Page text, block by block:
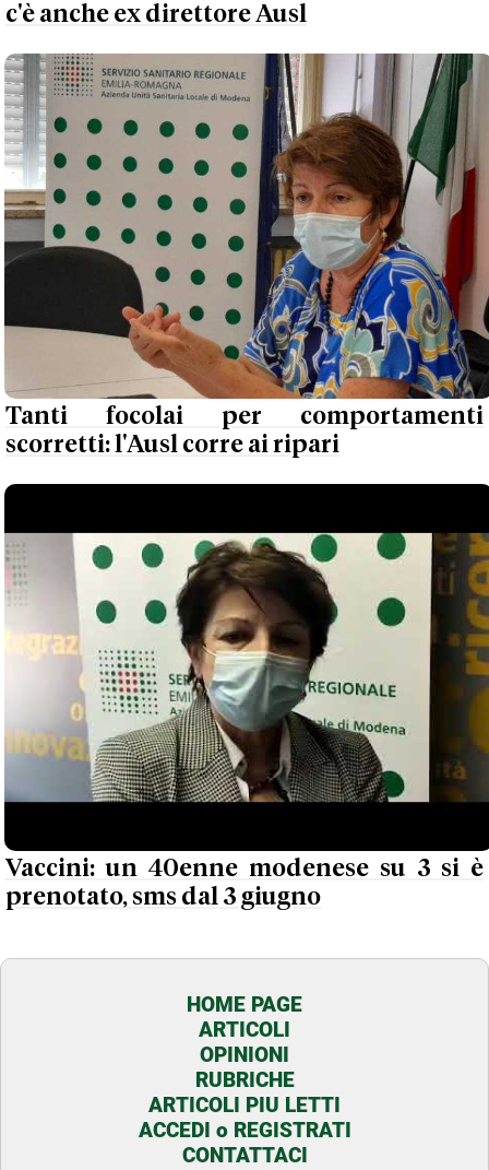
c'è anche ex direttore Ausl
Tanti focolai per comportamenti
scorretti: l'Ausl corre ai ripari
Vaccini: un 40enne modenese su 3 si è
prenotato, sms dal 3 giugno
HOME PAGE
ARTICOLI
OPINIONI
RUBRICHE
ARTICOLI PIU LETTI
ACCEDI o REGISTRATI
CONTATTACI